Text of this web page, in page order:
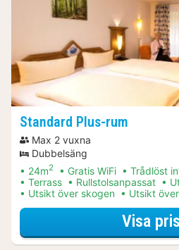
Standard Plus-rum
Max 2 vuxna
Dubbelsäng
24m2 Gratis WiFi Trådlöst
Terrass
Rullstolsanpassat
Utsikt över skogen
Utsikt
Visa